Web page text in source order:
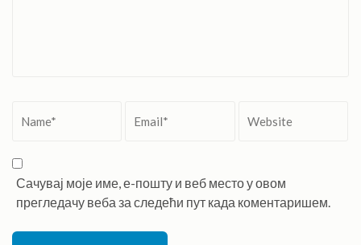
Сачувај моје име, е-пошту и веб место у овом
прегледачу веба за следећи пут када коментаришем.